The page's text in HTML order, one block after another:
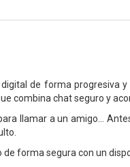
de forma progresiva
combina chat seguro y
llamar a un amigo…
forma segura con un